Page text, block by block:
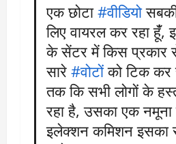
एक छोटा#वीडियो
लिए वायरल कर रहा
के सेंटर में किस प्रकार
सारे#वोटोंको टिक कर
तक कि सभी लोगों के
रहा है, उसका एक नमूना
इलेक्शन कमिशन इसका